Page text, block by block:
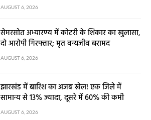
AUGUST 6, 2026
सेमरसोत अभ्यारण्य में कोटरी के शिकार का खुलासा,
दो आरोपी गिरफ्तार; मृत वन्यजीव बरामद
AUGUST 6, 2026
झारखंड में बारिश का अजब खेल! एक जिले में
सामान्य से 13% ज्यादा, दूसरे में 60% की कमी
AUGUST 6, 2026